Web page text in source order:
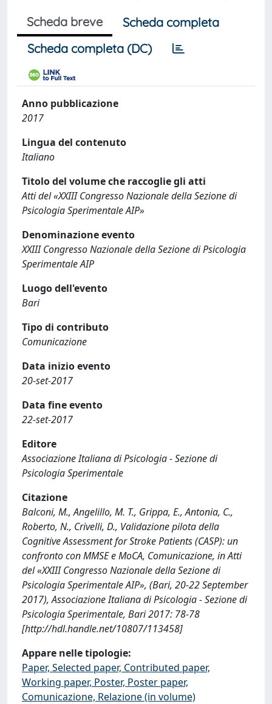
Scheda breve
Scheda completa
Scheda completa (DC)
Anno pubblicazione
2017
Lingua del contenuto
Italiano
Titolo del volume che raccoglie gli atti
Atti del «XXIII Congresso Nazionale della Sezione di
Psicologia Sperimentale AIP»
Denominazione evento
XXIII Congresso Nazionale della Sezione di Psicologia
Sperimentale AIP
Luogo dell'evento
Bari
Tipo di contributo
Comunicazione
Data inizio evento
20-set-2017
Data fine evento
22-set-2017
Editore
Associazione Italiana di Psicologia - Sezione di
Psicologia Sperimentale
Citazione
Balconi, M., Angelillo, M. T., Grippa, E., Antonia, C.,
Roberto, N., Crivelli, D., Validazione pilota della
Cognitive Assessment for Stroke Patients (CASP): un
confronto con MMSE e MoCA, Comunicazione, in Atti
del «XXIII Congresso Nazionale della Sezione di
Psicologia Sperimentale AIP», (Bari, 20-22 September
2017), Associazione Italiana di Psicologia - Sezione di
Psicologia Sperimentale, Bari 2017: 78-78
[http://hdl.handle.net/10807/113458]
Appare nelle tipologie:
Paper, Selected paper, Contributed paper,
Working paper, Poster, Poster paper,
Comunicazione, Relazione (in volume)